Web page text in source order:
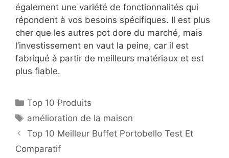
également une variété de fonctionnalités qui
répondent à vos besoins spécifiques. Il est plus
cher que les autres pot dore du marché, mais
l’investissement en vaut la peine, car il est
fabriqué à partir de meilleurs matériaux et est
plus fiable.
Top 10 Produits
amélioration de la maison
Top 10 Meilleur Buffet Portobello Test Et
Comparatif